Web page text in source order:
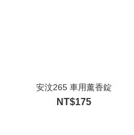
安汶265 車用薰香錠
NT$175